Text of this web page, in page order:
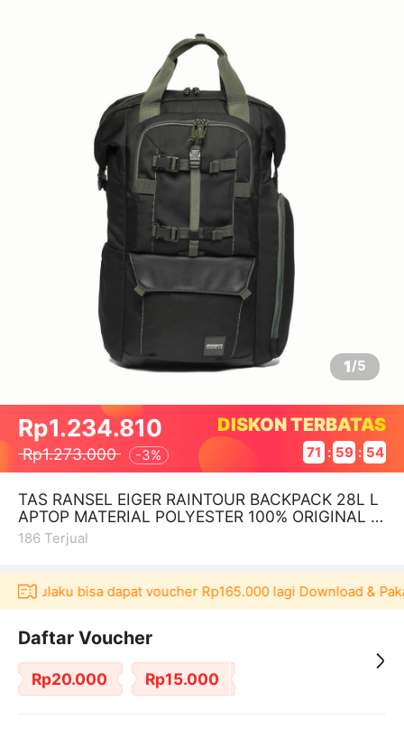
1/5
Rp1.234.810
Rp1.273.000 -3%
DISKON TERBATAS
71 : 59 : 53
TAS RANSEL EIGER RAINTOUR BACKPACK 28L L
APTOP MATERIAL POLYESTER 100% ORIGINAL O
FFICIAL STORE
186 Terjual
Akulaku bisa dapat voucher Rp165.000 lagi Download & Pakai
Daftar Voucher
Rp20.000 Rp15.000